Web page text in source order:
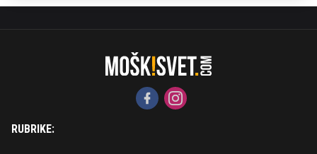
RUBRIKE: